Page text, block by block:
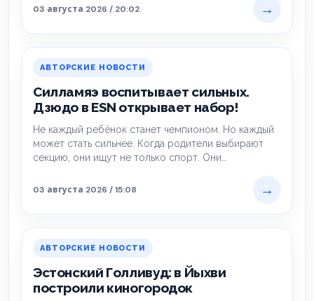
03 августа 2026 / 20:02 →
АВТОРСКИЕ НОВОСТИ
Силламяэ воспитывает сильных.
Дзюдо в ESN открывает набор!
Не каждый ребёнок станет чемпионом. Но каждый
может стать сильнее. Когда родители выбирают
секцию, они ищут не только спорт. Они…
03 августа 2026 / 15:08 →
АВТОРСКИЕ НОВОСТИ
Эстонский Голливуд: в Йыхви
построили киногородок